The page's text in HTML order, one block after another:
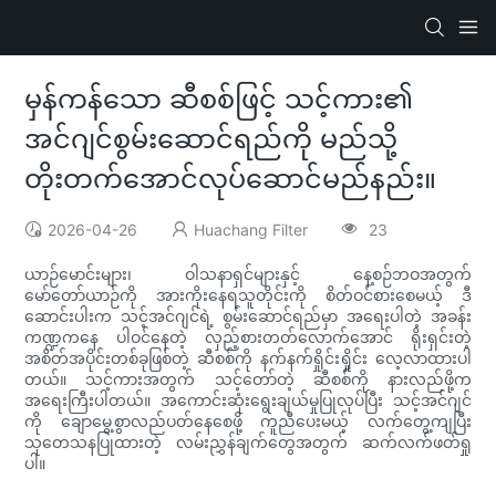
မှန်ကန်သော ဆီစစ်ဖြင့် သင့်ကား၏
အင်ဂျင်စွမ်းဆောင်ရည်ကို မည်သို့
တိုးတက်အောင်လုပ်ဆောင်မည်နည်း။
2026-04-26 Huachang Filter 23
ယာဉ်မောင်းများ၊ ဝါသနာရှင်များနှင့် နေ့စဉ်ဘဝအတွက်
မော်တော်ယာဉ်ကို အားကိုးနေရသူတိုင်းကို စိတ်ဝင်စားစေမယ့် ဒီ
ဆောင်းပါးက သင့်အင်ဂျင်ရဲ့ စွမ်းဆောင်ရည်မှာ အရေးပါတဲ့ အခန်း
ကဏ္ဍကနေ ပါဝင်နေတဲ့ လှည့်စားတတ်လောက်အောင် ရိုးရှင်းတဲ့
အစိတ်အပိုင်းတစ်ခုဖြစ်တဲ့ ဆီစစ်ကို နက်နက်ရှိုင်းရှိုင်း လေ့လာထားပါ
တယ်။ သင့်ကားအတွက် သင့်တော်တဲ့ ဆီစစ်ကို နားလည်ဖို့က
အရေးကြီးပါတယ်။ အကောင်းဆုံးရွေးချယ်မှုပြုလုပ်ပြီး သင့်အင်ဂျင်
ကို ချောမွေ့စွာလည်ပတ်နေစေဖို့ ကူညီပေးမယ့် လက်တွေ့ကျပြီး
သုတေသနပြုထားတဲ့ လမ်းညွှန်ချက်တွေအတွက် ဆက်လက်ဖတ်ရှု
ပါ။